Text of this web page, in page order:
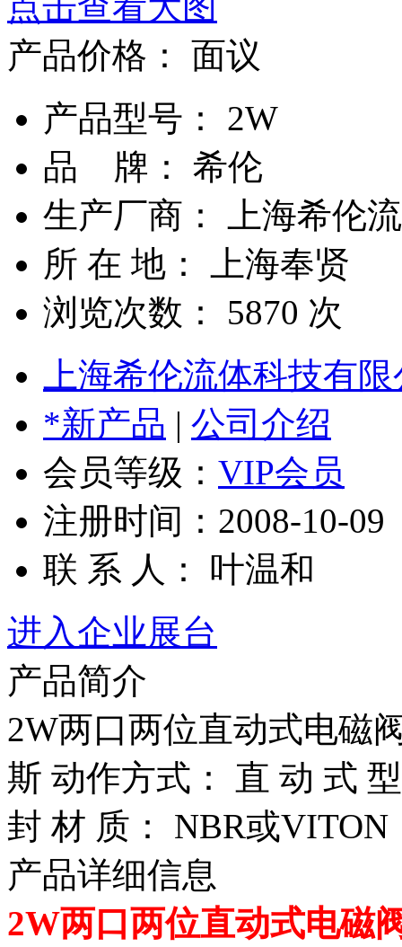
产品价格： 面议
产品型号： 2W
品 牌： 希伦
生产厂商： 上海希伦
所 在 地： 上海奉贤
浏览次数： 5870 次
上海希伦流体科技有
*新产品 | 公司介绍
会员等级： VIP会员
注册时间：2008-10-09
联 系 人： 叶温和
进入企业展台
产品简介
2W两口两位直动式电磁
斯 动作方式： 直 动 式
封 材 质： NBR或VITON
产品详细信息
2W两口两位直动式电磁